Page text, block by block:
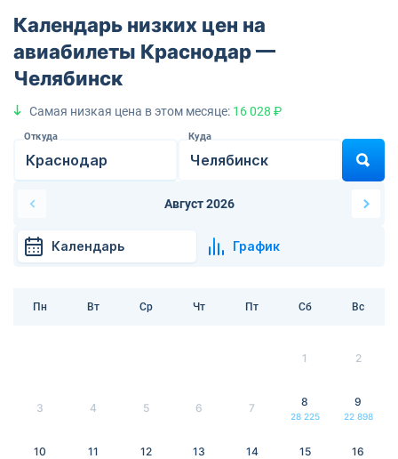
Календарь низких цен на
авиабилеты Краснодар —
Челябинск
Самая низкая цена в этом месяце: 16 028 ₽
Откуда Куда
Август 2026
Календарь График
Пн Вт Ср Чт Пт Сб Вс
1 2
3 4 5 6 7 8
28 225
9
22 898
10 11 12 13 14 15 16